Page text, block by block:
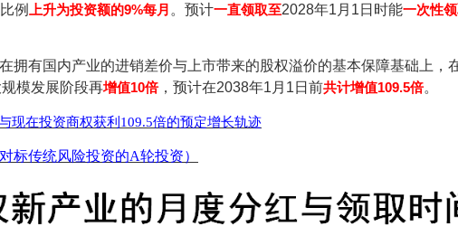
例
上升为投资额的9%每月 。预计一直领取至2028年1月1日时能一次性
拥有国内产业的进销差价与上市带来的股权溢价的基本保障基础上，
模发展阶段再增值10倍，预计在2038年1月1日前共计增值109.5倍。
现在投资商权获利109.5倍的预定增长轨迹
标传统风险投资的A轮投资）